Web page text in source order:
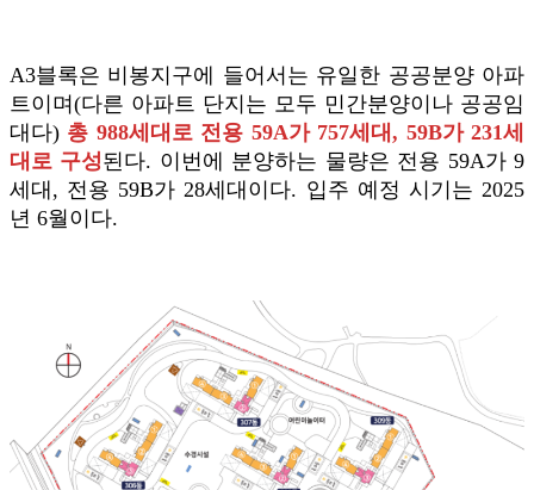
A3블록은 비봉지구에 들어서는 유일한 공공분양 아파
트이며(다른 아파트 단지는 모두 민간분양이나 공공임
대다) 총 988세대로 전용 59A가 757세대, 59B가 231세
대로 구성된다. 이번에 분양하는 물량은 전용 59A가 9
세대, 전용 59B가 28세대이다. 입주 예정 시기는 2025
년 6월이다.